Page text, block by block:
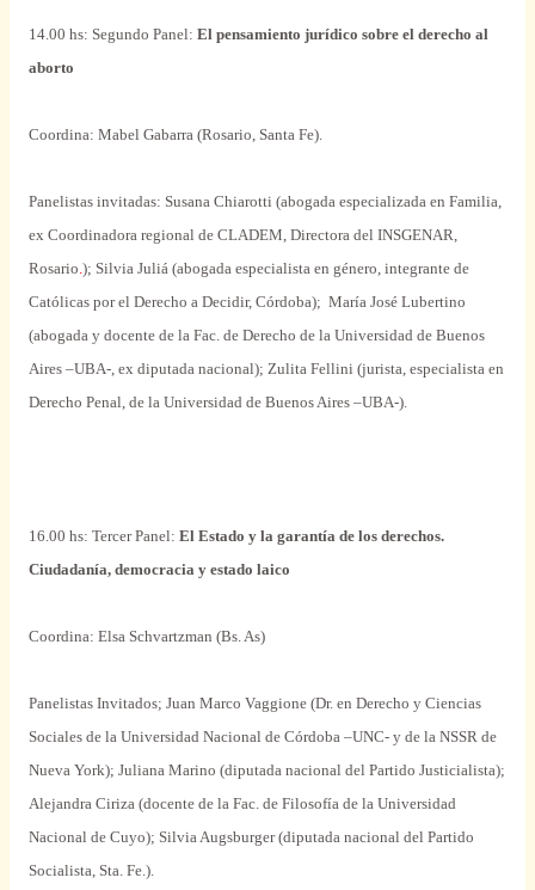
14.00 hs: Segundo Panel: El pensamiento jurídico sobre el derecho al
aborto
Coordina: Mabel Gabarra (Rosario, Santa Fe).
Panelistas invitadas: Susana Chiarotti (abogada especializada en Familia,
ex Coordinadora regional de CLADEM, Directora del INSGENAR,
Rosario ); Silvia Juliá (abogada especialista en género, integrante de
Católicas por el Derecho a Decidir, Córdoba); María José Lubertino
(abogada y docente de la Fac. de Derecho de la Universidad de Buenos
Aires –UBA-, ex diputada nacional); Zulita Fellini (jurista, especialista en
Derecho Penal, de la Universidad de Buenos Aires –UBA-).
16.00 hs: Tercer Panel: El Estado y la garantía de los derechos.
Ciudadanía, democracia y estado laico
Coordina: Elsa Schvartzman (Bs. As)
Panelistas Invitados; Juan Marco Vaggione (Dr. en Derecho y Ciencias
Sociales de la Universidad Nacional de Córdoba –UNC- y de la NSSR de
Nueva York); Juliana Marino (diputada nacional del Partido Justicialista);
Alejandra Ciriza (docente de la Fac. de Filosofía de la Universidad
Nacional de Cuyo); Silvia Augsburger (diputada nacional del Partido
Socialista, Sta. Fe.).